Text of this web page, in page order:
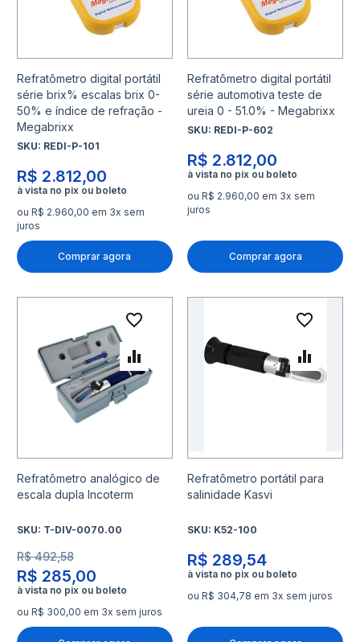
Refratômetro digital portátil
série brix% escalas brix 0-
50% e índice de refração -
Megabrixx
SKU: REDI-P-101
R$ 2.812,00
ou R$ 2.960,00 em 3x sem
juros
Comprar agora
Refratômetro digital portátil
série automotiva teste de
ureia 0 - 51.0% - Megabrixx
SKU: REDI-P-602
R$ 2.812,00
ou R$ 2.960,00 em 3x sem
juros
Comprar agora
Refratômetro analógico de
escala dupla Incoterm
SKU: T-DIV-0070.00
R$ 285,00
R$ 492,58
ou R$ 300,00 em 3x sem juros
Adicionar à lista de
Adicionar para Comparar
Refratômetro portátil para
salinidade Kasvi
SKU: K52-100
R$ 289,54
ou R$ 304,78 em 3x sem juros